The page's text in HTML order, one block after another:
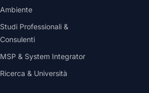
Ambiente
Studi Professionali &
Consulenti
MSP & System Integrator
Ricerca & Università